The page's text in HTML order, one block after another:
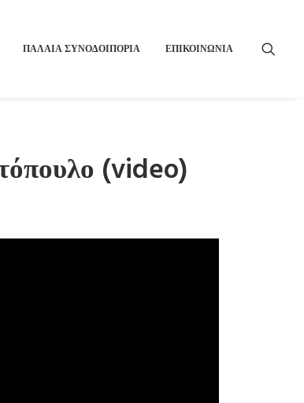
ΠΑΛΑΙΑ ΣΥΝΟΔΟΙΠΟΡΙΑ ΕΠΙΚΟΙΝΩΝΙΑ
(video)